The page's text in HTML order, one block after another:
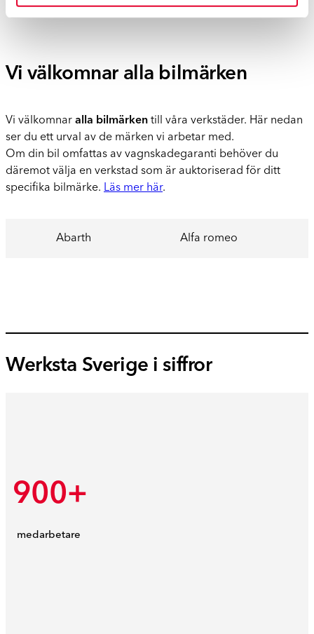
Vi välkomnar alla bilmärken
Vi välkomnar alla bilmärken till våra verkstäder. Här nedan
ser du ett urval av de märken vi arbetar med.
Om din bil omfattas av vagnskadegaranti behöver du
däremot välja en verkstad som är auktoriserad för ditt
specifika bilmärke. Läs mer här.
Abarth Alfa romeo
Werksta Sverige i siffror
900+
medarbetare